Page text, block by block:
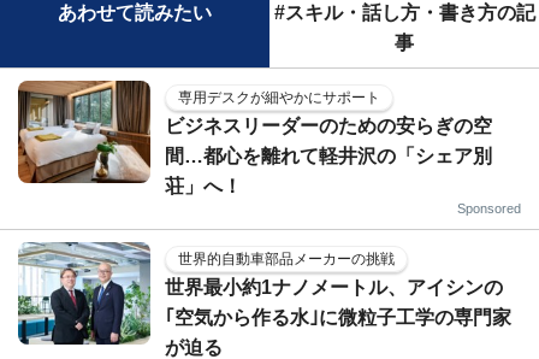
あわせて読みたい
#スキル・話し方・書き方の記
事
専用デスクが細やかにサポート
ビジネスリーダーのための安らぎの空
間…都心を離れて軽井沢の「シェア別
荘」へ！
Sponsored
世界的自動車部品メーカーの挑戦
世界最小約1ナノメートル、アイシンの
｢空気から作る水｣に微粒子工学の専門家
が迫る